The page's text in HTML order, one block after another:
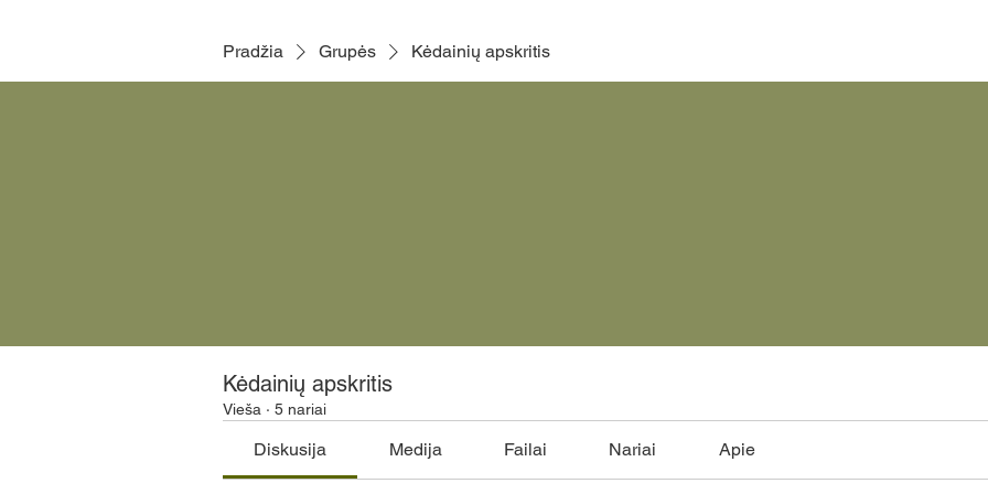
Pradžia Grupės Kėdainių apskritis
Kėdainių apskritis
Vieša · 5 nariai
Diskusija Medija Failai Nariai Apie